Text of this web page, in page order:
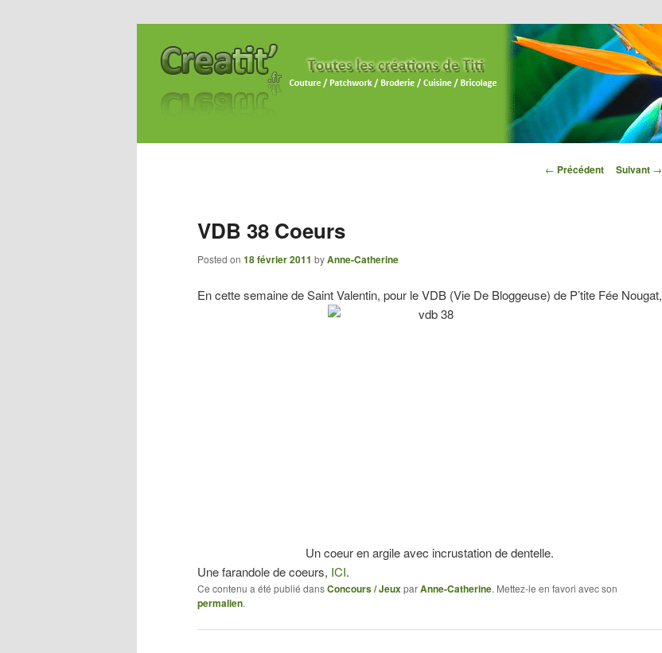
Navigation des
← Précédent Suivant →
VDB 38 Coeurs
Posted on 18 février 2011 byAnne-Catherine
En cette semaine de Saint Valentin, pour le VDB (Vie De Bloggeuse) de P’tite Fée Nougat,
Un coeur en argile avec incrustation de dentelle.
Une farandole de coeurs, ICI.
Ce contenu a été publié dansConcours / JeuxparAnne-Catherine. Mettez-le en favori avec son
permalien.